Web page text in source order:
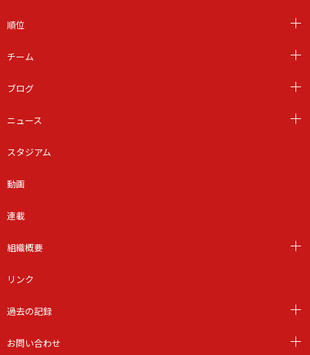
順位
チーム
ブログ
ニュース
スタジアム
動画
連載
組織概要
リンク
過去の記録
お問い合わせ